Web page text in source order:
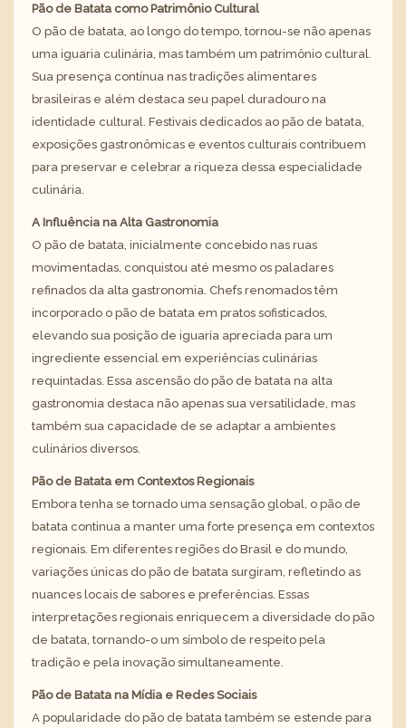
Pão de Batata como Patrimônio Cultural
O pão de batata, ao longo do tempo, tornou-se não apenas
uma iguaria culinária, mas também um patrimônio cultural.
Sua presença contínua nas tradições alimentares
brasileiras e além destaca seu papel duradouro na
identidade cultural. Festivais dedicados ao pão de batata,
exposições gastronômicas e eventos culturais contribuem
para preservar e celebrar a riqueza dessa especialidade
culinária.
A Influência na Alta Gastronomia
O pão de batata, inicialmente concebido nas ruas
movimentadas, conquistou até mesmo os paladares
refinados da alta gastronomia. Chefs renomados têm
incorporado o pão de batata em pratos sofisticados,
elevando sua posição de iguaria apreciada para um
ingrediente essencial em experiências culinárias
requintadas. Essa ascensão do pão de batata na alta
gastronomia destaca não apenas sua versatilidade, mas
também sua capacidade de se adaptar a ambientes
culinários diversos.
Pão de Batata em Contextos Regionais
Embora tenha se tornado uma sensação global, o pão de
batata continua a manter uma forte presença em contextos
regionais. Em diferentes regiões do Brasil e do mundo,
variações únicas do pão de batata surgiram, refletindo as
nuances locais de sabores e preferências. Essas
interpretações regionais enriquecem a diversidade do pão
de batata, tornando-o um símbolo de respeito pela
tradição e pela inovação simultaneamente.
Pão de Batata na Mídia e Redes Sociais
A popularidade do pão de batata também se estende para